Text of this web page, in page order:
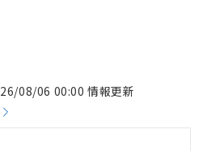
08/06 00:00 情報更新